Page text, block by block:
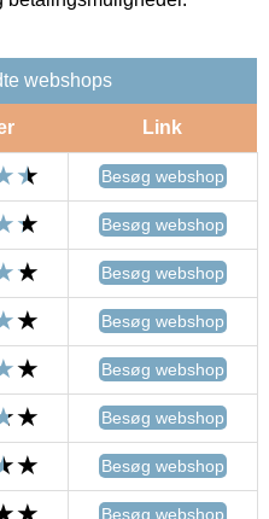
webshops
Link
Besøg webshop
Besøg webshop
Besøg webshop
Besøg webshop
Besøg webshop
Besøg webshop
Besøg webshop
Besøg webshop